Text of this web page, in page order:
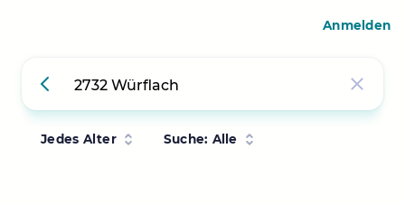
Jedes Alter Suche: Alle
Anmelden